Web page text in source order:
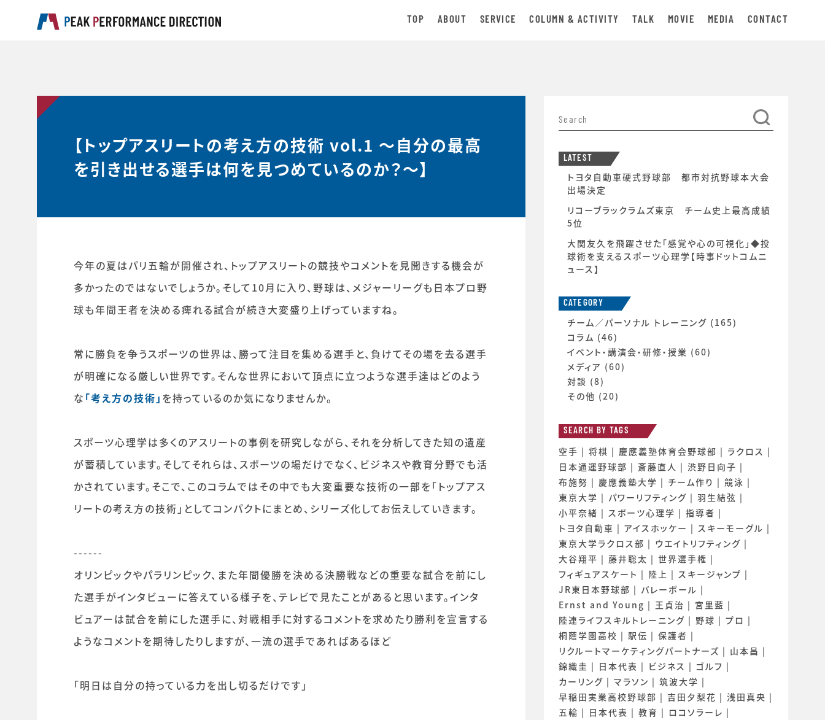
TOP ABOUT SERVICE COLUMN & ACTIVITY TALK MOVIE MEDIA CONTACT
【トップアスリートの考え方の技術 vol.1 ～自分の最高
を引き出せる選手は何を見つめているのか？～】
今年の夏はパリ五輪が開催され、トップアスリートの競技やコメントを見聞きする機会が
多かったのではないでしょうか。そして10月に入り、野球は、メジャーリーグも日本プロ野
球も年間王者を決める痺れる試合が続き大変盛り上げっていますね。
常に勝負を争うスポーツの世界は、勝って注目を集める選手と、負けてその場を去る選手
が明確になる厳しい世界です。そんな世界において頂点に立つような選手達はどのよう
な 「考え方の技術」 を持っているのか気になりませんか。
スポーツ心理学は多くのアスリートの事例を研究しながら、それを分析してきた知の遺産
が蓄積しています。そしてそれらは、スポーツの場だけでなく、ビジネスや教育分野でも活
かされています。そこで、このコラムではその中でも大変重要な技術の一部を「トップアス
リートの考え方の技術」としてコンパクトにまとめ、シリーズ化してお伝えしていきます。
------
オリンピックやパラリンピック、また年間優勝を決める決勝戦などの重要な試合を前にし
た選手がインタビューに答えている様子を、テレビで見たことがあると思います。インタ
ビュアーは試合を前にした選手に、対戦相手に対するコメントを求めたり勝利を宣言する
ようなコメントを期待したりしますが、一流の選手であればあるほど
「明日は自分の持っている力を出し切るだけです」
LATEST
トヨタ自動車硬式野球部 都市対抗野球本大会
出場決定
リコーブラックラムズ東京 チーム史上最高成績
5位
大関友久を飛躍させた「感覚や心の可視化」◆投
球術を支えるスポーツ心理学【時事ドットコムニ
ュース】
CATEGORY
チーム／パーソナル トレーニング (165)
コラム (46)
イベント・講演会・研修・授業 (60)
メディア (60)
対談 (8)
その他 (20)
SEARCH BY TAGS
空手 将棋 慶應義塾体育会野球部
ラクロス
日本通運野球部
斎藤直人
渋野日向子
布施努
慶應義塾大学 チーム作り
競泳
東京大学
パワーリフティング
羽生結弦
小平奈緒
スポーツ心理学
指導者
トヨタ自動車
アイスホッケー
スキーモーグル
東京大学ラクロス部
ウエイトリフティング
大谷翔平
藤井聡太
世界選手権
フィギュアスケート
陸上
スキージャンプ
JR東日本野球部
バレーボール
Ernst and Young
王貞治
宮里藍
陸連ライフスキルトレーニング
野球
プロ
桐蔭学園高校
駅伝
保護者
リクルートマーケティングパートナーズ
山本昌
錦織圭
日本代表 ビジネス
ゴルフ
カーリング
マラソン
筑波大学
早稲田実業高校野球部
吉田夕梨花
浅田真央
五輪
日本代表 教育
ロコソラーレ